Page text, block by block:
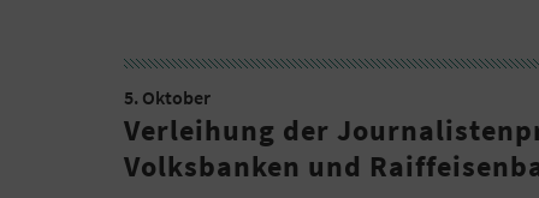
5. Oktober
Verleihung der
Volksbanken und